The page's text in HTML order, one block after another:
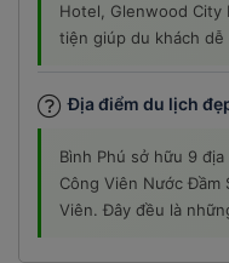
Hotel, Glenwood City
tiện giúp du khách dễ
Địa điểm du lịch
Bình Phú sở hữu 9
Công Viên Nước Đầm
Viên. Đây đều là